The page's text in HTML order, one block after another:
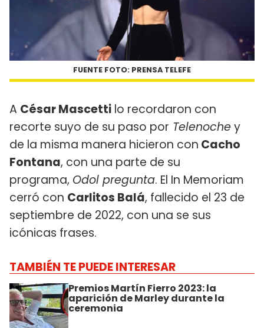
FUENTE FOTO: PRENSA TELEFE
A César Mascetti lo recordaron con
recorte suyo de su paso por Telenochey
de la misma manera hicieron con Cacho
Fontana, con una parte de su
programa, Odol pregunta. El In Memoriam
cerró con Carlitos Balá, fallecido el 23 de
septiembre de 2022, con una se sus
icónicas frases.
TAMBIÉN TE PUEDE INTERESAR
Premios Martín Fierro 2023: la
aparición de Marley durante la
ceremonia